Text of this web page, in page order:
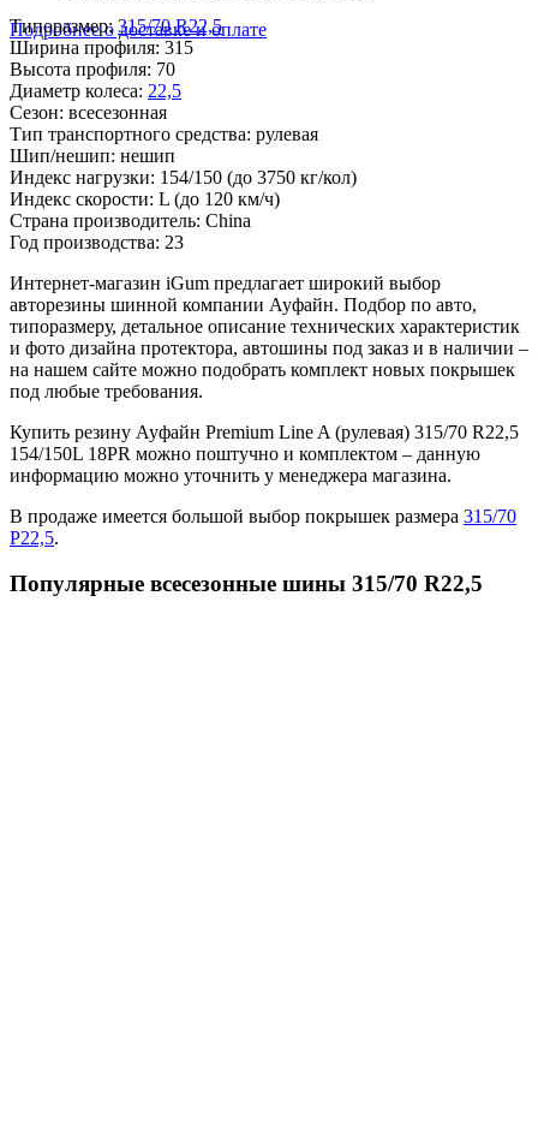
Подробнее о доставке и оплате
Типоразмер:315/70 R22,5
Ширина профиля: 315
Высота профиля: 70
Диаметр колеса: 22,5
Сезон: всесезонная
Тип транспортного средства: рулевая
Шип/нешип: нешип
Индекс нагрузки: 154/150 (до 3750 кг/кол)
Индекс скорости: L (до 120 км/ч)
Страна производитель: China
Год производства: 23
Интернет-магазин iGum предлагает широкий выбор
авторезины шинной компании Ауфайн. Подбор по авто,
типоразмеру, детальное описание технических характеристик
и фото дизайна протектора, автошины под заказ и в наличии –
на нашем сайте можно подобрать комплект новых покрышек
под любые требования.
Купить резину Ауфайн Premium Line A (рулевая) 315/70 R22,5
154/150L 18PR можно поштучно и комплектом – данную
информацию можно уточнить у менеджера магазина.
В продаже имеется большой выбор покрышек размера 315/70
Р22,5.
Популярные всесезонные шины 315/70 R22,5